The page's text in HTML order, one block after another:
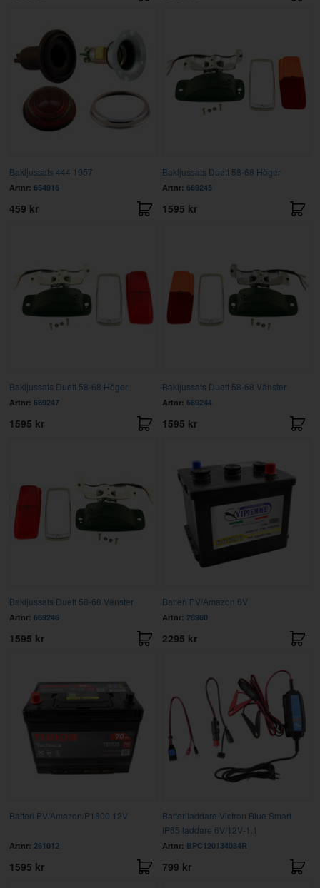
Bakljussats 444 1957
Artnr: 654916
459 kr
Bakljussats Duett 58-68 Höger
Artnr: 669245
1595 kr
Bakljussats Duett 58-68 Höger
Artnr: 669247
1595 kr
Bakljussats Duett 58-68 Vänster
Artnr: 669244
1595 kr
Bakljussats Duett 58-68 Vänster
Artnr: 669246
1595 kr
Batteri PV/Amazon 6V
Artnr: 28980
2295 kr
Batteri PV/Amazon/P1800 12V
Artnr: 261012
1595 kr
Batteriladdare Victron Blue Smart
IP65 laddare 6V/12V-1.1
Artnr: BPC120134034R
799 kr